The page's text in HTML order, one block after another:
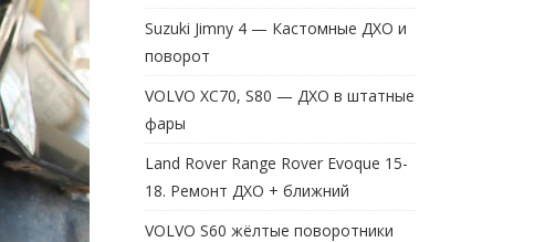
Suzuki Jimny 4 — Кастомные ДХО и
поворот
VOLVO XC70, S80 — ДХО в штатные
фары
Land Rover Range Rover Evoque 15-
18. Ремонт ДХО + ближний
VOLVO S60 жёлтые поворотники